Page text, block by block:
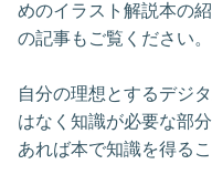
めのイラスト解説本の
の記事もご覧ください。
自分の理想とするデジ
はなく知識が必要な部
あれば本で知識を得る